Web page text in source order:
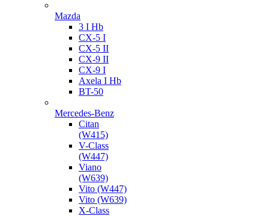
Mazda
3 I Hb
CX-5 I
CX-5 II
CX-9 II
CX-9 I
Axela I Hb
BT-50
Mercedes-Benz
Citan
(W415)
V-Class
(W447)
Viano
(W639)
Vito (W447)
Vito (W639)
X-Class